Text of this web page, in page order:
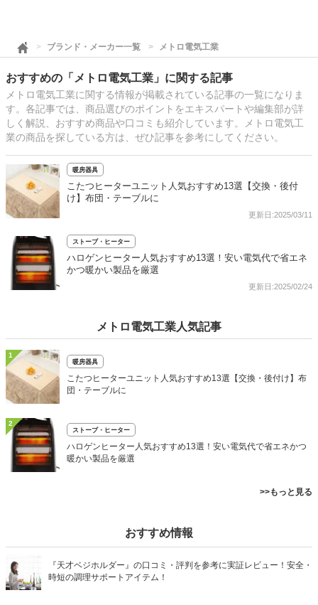
ブランド・メーカー一覧 メトロ電気工業
おすすめの「メトロ電気工業」に関する記事
メトロ電気工業に関する情報が掲載されている記事の一覧になりま
す。各記事では、商品選びのポイントをエキスパートや編集部が詳
しく解説、おすすめ商品や口コミも紹介しています。メトロ電気工
業の商品を探している方は、ぜひ記事を参考にしてください。
暖房器具
こたつヒーターユニット人気おすすめ13選【交換・後付
け】布団・テーブルに
更新日:2025/03/11
ストーブ・ヒーター
ハロゲンヒーター人気おすすめ13選！安い電気代で省エネ
かつ暖かい製品を厳選
更新日:2025/02/24
メトロ電気工業人気記事
1
暖房器具
こたつヒーターユニット人気おすすめ13選【交換・後付け】布
団・テーブルに
2
ストーブ・ヒーター
ハロゲンヒーター人気おすすめ13選！安い電気代で省エネかつ
暖かい製品を厳選
>>もっと見る
おすすめ情報
『天才ベジホルダー』の口コミ・評判を参考に実証レビュー！安全・
時短の調理サポートアイテム！